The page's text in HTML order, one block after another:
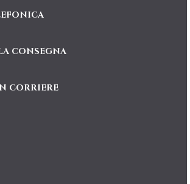
CONSEGNA
CORRIERE